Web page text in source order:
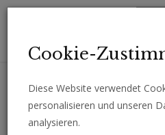
Erhalten Sie wichtige Analysen,
Cookie-
Diese Website verwendet
personalisieren und unseren
analysieren.